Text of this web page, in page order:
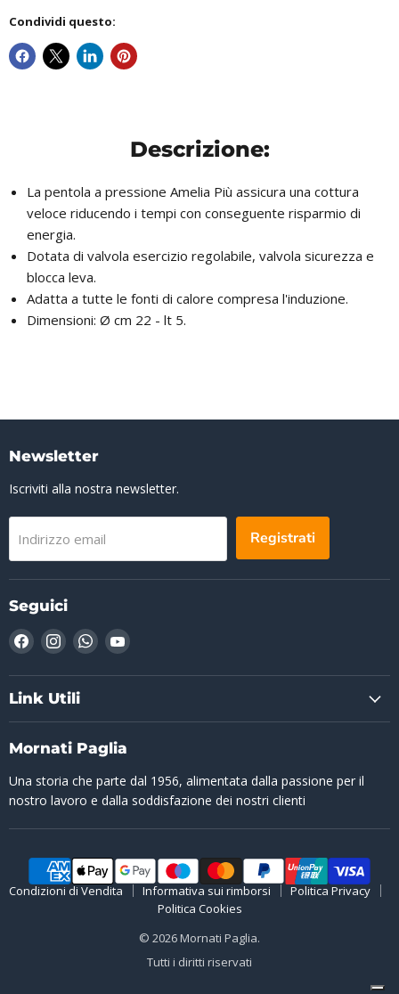
Condividi questo:
Descrizione:
La pentola a pressione Amelia Più assicura una cottura
veloce riducendo i tempi con conseguente risparmio di
energia.
Dotata di valvola esercizio regolabile, valvola sicurezza e
blocca leva.
Adatta a tutte le fonti di calore compresa l'induzione.
Dimensioni: Ø cm 22 - lt 5.
Newsletter
Iscriviti alla nostra newsletter.
Indirizzo email Registrati
Seguici
Trovaci
Facebook
Trovaci
Instagram
Trovaci
WhatsApp
Trovaci
YouTube
Link Utili
Mornati Paglia
Una storia che parte dal 1956, alimentata dalla passione per il
nostro lavoro e dalla soddisfazione dei nostri clienti
Condizioni di Vendita Informativa sui rimborsi
Politica Privacy
Politica Cookies
© 2026 Mornati Paglia.
Tutti i diritti riservati